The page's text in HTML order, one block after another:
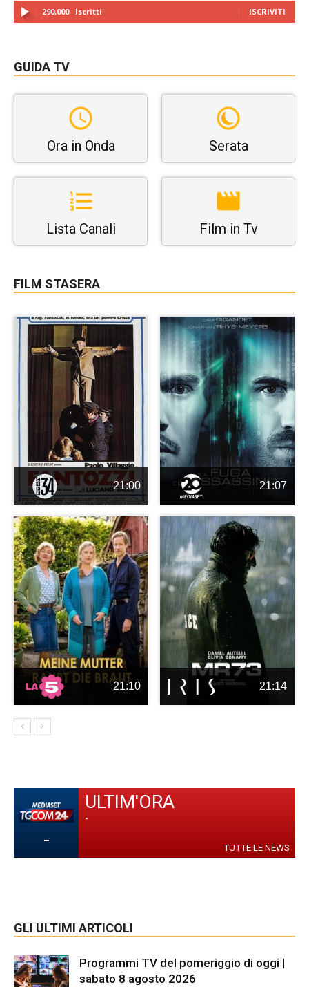
290,000 Iscritti ISCRIVITI
GUIDA TV
Ora in Onda Serata
Lista Canali Film in Tv
FILM STASERA
21:00 21:07
21:10 21:14
-
ULTIM'ORA
-
TUTTE LE NEWS
GLI ULTIMI ARTICOLI
Programmi TV del pomeriggio di oggi |
sabato 8 agosto 2026